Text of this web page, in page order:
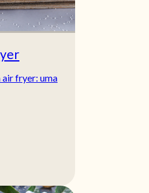
fryer: uma